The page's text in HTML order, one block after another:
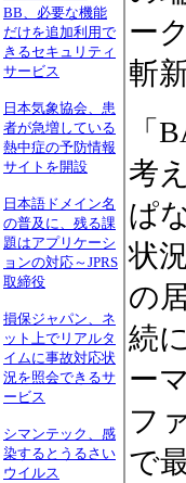
BB、必要な機能
だけを追加利用で
きるセキュリティ
サービス
日本気象協会、患
者が急増している
熱中症の予防情報
サイトを開設
日本語ドメイン名
の普及に、残る課
題はアプリケーシ
ョンの対応～JPRS
取締役
損保ジャパン、ネ
ット上でリアルタ
イムに事故対応状
況を照会できるサ
ービス
シマンテック、感
染するとうるさい
ウイルス
ー
斬
「
考
ぱ
状
の
続
ー
フ
で